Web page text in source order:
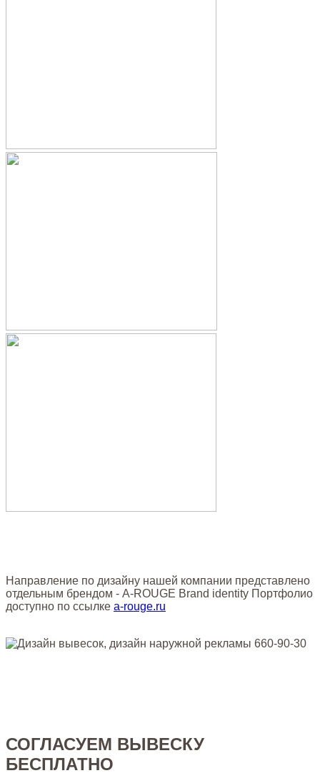
Направление по дизайну нашей компании представлено
отдельным брендом - A-ROUGE Brand identity Портфолио
доступно по ссылке a-rouge.ru
СОГЛАСУЕМ ВЫВЕСКУ
БЕСПЛАТНО